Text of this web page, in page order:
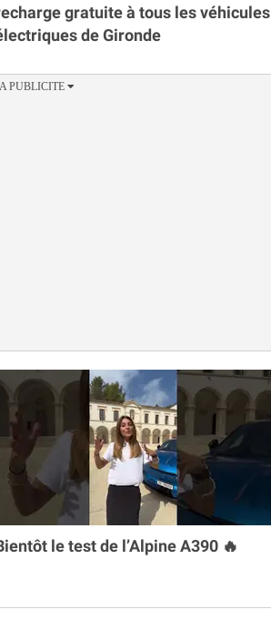
gratuite à tous les véhicules
de Gironde
le test de l’Alpine A390 🔥